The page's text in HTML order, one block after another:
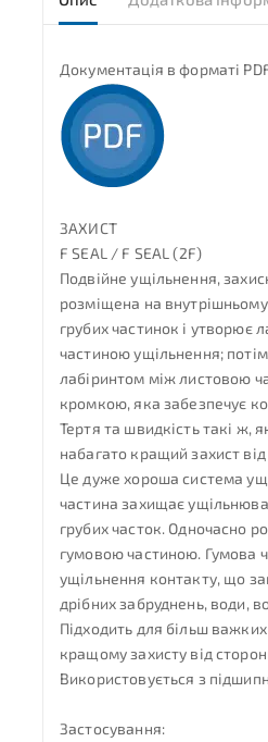
Документація в форматі
ЗАХИСТ
F SEAL / F SEAL (2F)
Подвійне ущільнення,
розміщена на внутрішньому
грубих частинок і утворює
частиною ущільнення;
лабіринтом між листовою
кромкою, яка забезпечує
Тертя та швидкість такі ж,
набагато кращий захист
Це дуже хороша система
частина захищає
грубих часток. Одночасно
гумовою частиною. Гумова
ущільнення контакту, що
дрібних забруднень, води,
Підходить для більш
кращому захисту від
Використовується з
Застосування: